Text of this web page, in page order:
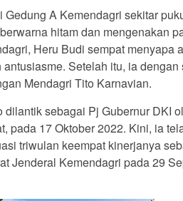
A Kemendagri sekitar
hitam dan mengenakan
Heru Budi sempat menyapa
Setelah itu, ia dengan
Mendagri Tito Karnavian.
sebagai Pj Gubernur DKI
pada 17 Oktober 2022. Kini, ia
triwulan keempat kinerjanya
Jenderal Kemendagri pada 29